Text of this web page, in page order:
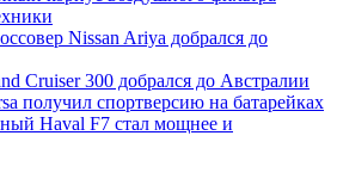
Nissan Ariya добрался до
Cruiser 300 добрался до Австралии
получил спортверсию на батарейках
Haval F7 стал мощнее и